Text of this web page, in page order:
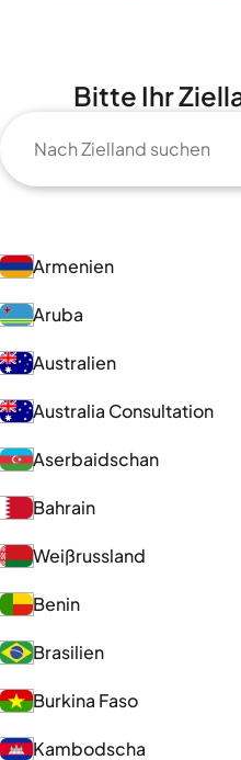
Bitte Ihr
Armenien
Aruba
Australien
Australia Consultation
Aserbaidschan
Bahrain
Weißrussland
Benin
Brasilien
Burkina Faso
Kambodscha